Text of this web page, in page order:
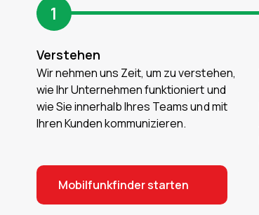
1
Verstehen
Wir nehmen uns Zeit, um zu verstehen,
wie Ihr Unternehmen funktioniert und
wie Sie innerhalb Ihres Teams und mit
Ihren Kunden kommunizieren.
Mobilfunkfinder starten